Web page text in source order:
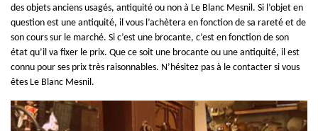
des objets anciens usagés, antiquité ou non à Le Blanc Mesnil. Si l’objet en
question est une antiquité, il vous l’achètera en fonction de sa rareté et de
son cours sur le marché. Si c’est une brocante, c’est en fonction de son
état qu’il va fixer le prix. Que ce soit une brocante ou une antiquité, il est
connu pour ses prix très raisonnables. N’hésitez pas à le contacter si vous
êtes Le Blanc Mesnil.